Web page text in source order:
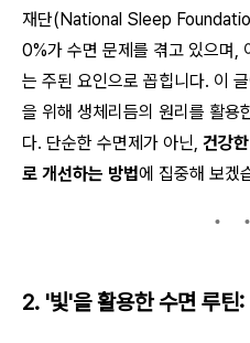
재단(National Sleep
0%가 수면 문제를 겪고 있으며,
는 주된 요인으로 꼽힙니다. 이
을 위해 생체리듬의 원리를 활용
다. 단순한 수면제가 아닌, 건강
로 개선하는 방법에 집중해 보겠
2. '빛'을 활용한 수면 루틴